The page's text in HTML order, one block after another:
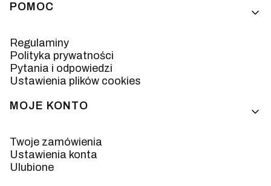
POMOC
Regulaminy
Polityka prywatności
Pytania i odpowiedzi
Ustawienia plików cookies
MOJE KONTO
Twoje zamówienia
Ustawienia konta
Ulubione